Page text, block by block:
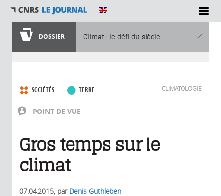
DOSSIER Climat : le défi du siècle
POINT DE VUE
SOCIÉTÉS TERRE CLIMATOLOGIE
Gros temps sur le
climat
07.04.2015, par Denis Guthleben